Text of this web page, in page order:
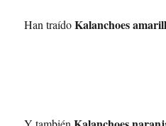
Han traídoKalanchoes